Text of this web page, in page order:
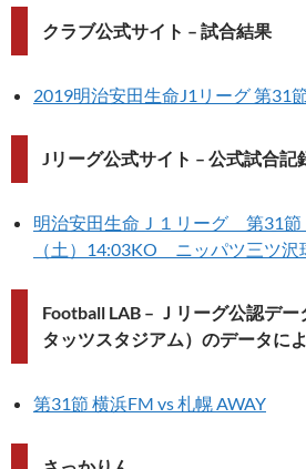
クラブ公式サイト – 試合結果
2019明治安田生命J1リーグ 第31
Jリーグ公式サイト – 公式試合記
明治安田生命Ｊ１リーグ 第31
（土）14:03KO ニッパツ三ツ沢
Football LAB – Ｊリーグ公認デ
タッツスタジアム）のデータに
第31節 横浜FM vs 札幌 AWAY